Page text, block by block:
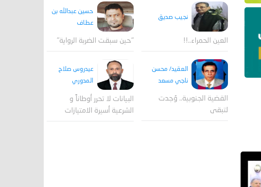
نجيب صديق
العين الحمراء..!!
حسين عبدالله بن
عطاف
"حين سبقت الضربة الرواية"
العقيد/ محسن
ناجي مسعد
القضية الجنوبية.. وُجدت
لتبقى
عيدروس صلاح
المدوري
البيانات لا تحرر أوطاناً و
الشرعية أسيرة الامتيازات